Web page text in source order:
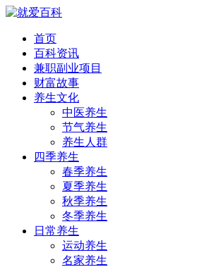
首页
百科资讯
兼职副业项目
财富故事
养生文化
中医养生
节气养生
养生人群
四季养生
春季养生
夏季养生
秋季养生
冬季养生
日常养生
运动养生
名家养生